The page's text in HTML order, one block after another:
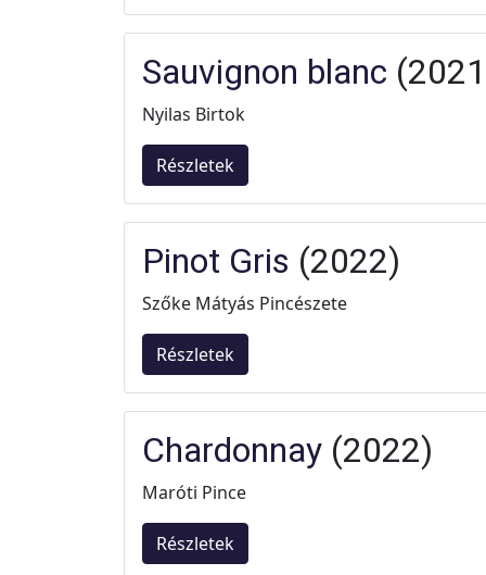
Sauvignon blanc
Nyilas Birtok
Részletek
Pinot Gris (2022)
Szőke Mátyás Pincészete
Részletek
Chardonnay (2022)
Maróti Pince
Részletek